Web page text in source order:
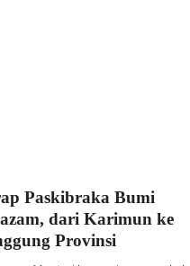
Paskibraka Bumi
dari Karimun ke
Provinsi